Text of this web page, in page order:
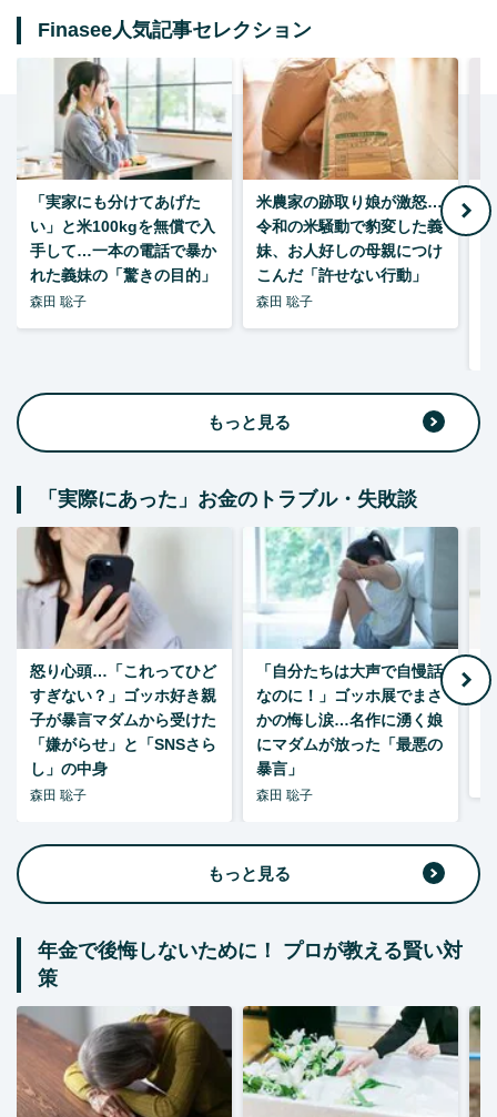
Finasee人気記事セレクション
「実家にも分けてあげた
い」と米100kgを無償で入
手して…一本の電話で暴か
れた義妹の「驚きの目的」
森田 聡子
米農家の跡取り娘が激怒…
令和の米騒動で豹変した義
妹、お人好しの母親につけ
こんだ「許せない行動」
森田 聡子
もっと見る
「実際にあった」お金のトラブル・失敗談
怒り心頭…「これってひど
すぎない？」ゴッホ好き親
子が暴言マダムから受けた
「嫌がらせ」と「SNSさら
し」の中身
森田 聡子
「自分たちは大声で自慢話
なのに！」ゴッホ展でまさ
かの悔し涙…名作に湧く娘
にマダムが放った「最悪の
暴言」
森田 聡子
もっと見る
年金で後悔しないために！ プロが教える賢い対
策